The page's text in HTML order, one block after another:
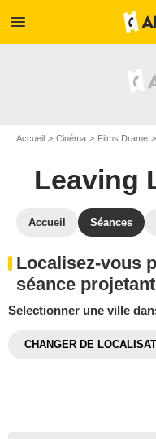
menu
Accueil Cinéma Films Drame
Leaving
Accueil Séances
Localisez-vous
séance
Selectionner une ville
CHANGER DE